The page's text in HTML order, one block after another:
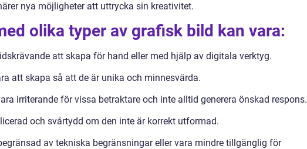
nya möjligheter att uttrycka sin kreativitet.
olika typer av grafisk bild kan vara:
att skapa för hand eller med hjälp av digitala verktyg.
att skapa så att de är unika och minnesvärda.
irriterande för vissa betraktare och inte alltid generera önskad respons.
och svårtydd om den inte är korrekt utformad.
av tekniska begränsningar eller vara mindre tillgänglig för